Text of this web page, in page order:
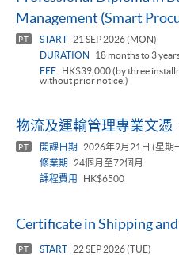
Management (Smart
PT START
21 SEP 2026 (MON)
DURATION
18 months to 3
FEE
HK$39,000 (by three
without prior notice.)
物流及運輸管理專業文憑
PT 開課日期
2026年9月21日 (星期
修業期
24個月至72個月
課程費用
HK$6500
Certificate in Shipping
PT START
22 SEP 2026 (TUE)